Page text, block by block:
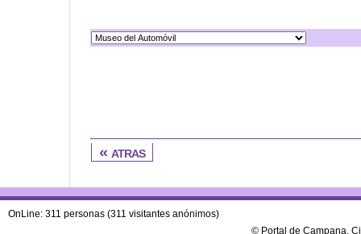
« atras
OnLine: 311 personas (311 visitantes anónimos)
© Portal de Campana,